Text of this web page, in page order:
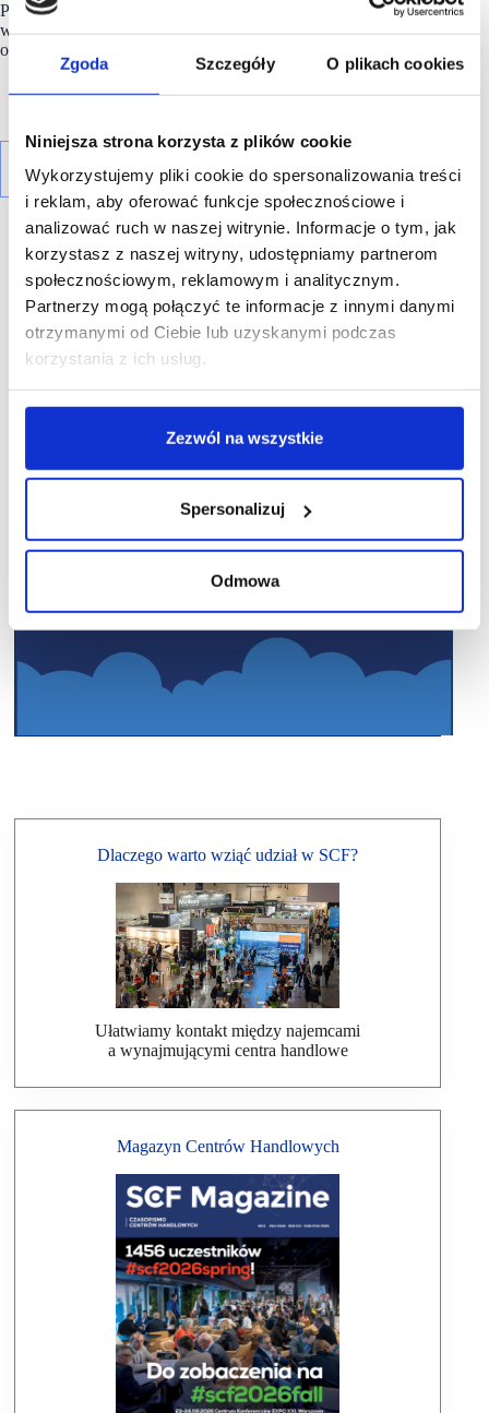
Zgoda Szczegóły O plikach cookies
Niniejsza strona korzysta z plików cookie
Wykorzystujemy pliki cookie do spersonalizowania treści
i reklam, aby oferować funkcje społecznościowe i
analizować ruch w naszej witrynie. Informacje o tym, jak
korzystasz z naszej witryny, udostępniamy partnerom
społecznościowym, reklamowym i analitycznym.
Partnerzy mogą połączyć te informacje z innymi danymi
otrzymanymi od Ciebie lub uzyskanymi podczas
korzystania z ich usług.
Zezwól na wszystkie
Spersonalizuj
Odmowa
Północnej. Posiada blisko 360 sklepów stacjonarnych
w Szwecji, Norwegii, Finlandii, Polsce i Wielkiej Brytanii
oraz rozbudowaną platformę e-commerce.
R E K L A M A
Dlaczego warto wziąć udział w SCF?
Ułatwiamy kontakt między najemcami
a wynajmującymi centra handlowe
Magazyn Centrów Handlowych